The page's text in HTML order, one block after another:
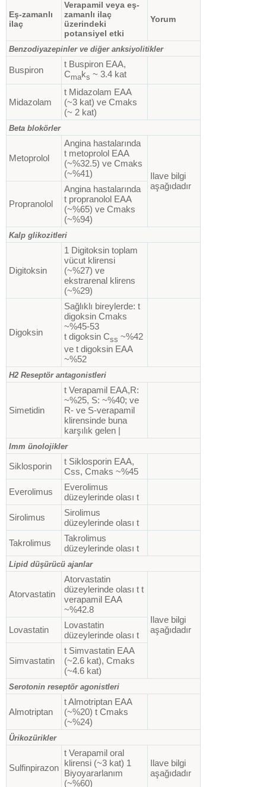
Eş-zamanlı
ilaç
Verapamil veya eş-
zamanlı ilaç
üzerindeki
potansiyel etki
Yorum
Benzodiyazepinler ve diğer anksiyolitikler
Buspiron
t Buspiron EAA,
Cmaks ~ 3.4 kat
Midazolam
t Midazolam EAA
(~3 kat) ve Cmaks
(~ 2 kat)
Beta blokörler
Metoprolol
Angina hastalarında
t metoprolol EAA
(~%32.5) ve Cmaks
(~%41)
Ilave bilgi
aşağıdadır
Propranolol
Angina hastalarında
t propranolol EAA
(~%65) ve Cmaks
(~%94)
Kalp glikozitleri
Digitoksin
1 Digitoksin toplam
vücut klirensi
(~%27) ve
ekstrarenal klirens
(~%29)
Digoksin
Sağlıklı bireylerde: t
digoksin Cmaks
~%45-53
t digoksin Css ~%42
ve t digoksin EAA
~%52
H2 Reseptör antagonistleri
Simetidin
t Verapamil EAA,R:
~%25, S: ~%40; ve
R- ve S-verapamil
klirensinde buna
karşılık gelen |
Imm ünolojikler
Siklosporin
t Siklosporin EAA,
Css, Cmaks ~%45
Everolimus
Everolimus
düzeylerinde olası t
Sirolimus
Sirolimus
düzeylerinde olası t
Takrolimus
Takrolimus
düzeylerinde olası t
Lipid düşürücü ajanlar
Atorvastatin
Atorvastatin
düzeylerinde olası t t
verapamil EAA
~%42.8
Ilave bilgi
aşağıdadır
Lovastatin
Lovastatin
düzeylerinde olası t
Simvastatin
t Simvastatin EAA
(~2.6 kat), Cmaks
(~4.6 kat)
Serotonin reseptör agonistleri
Almotriptan
t Almotriptan EAA
(~%20) t Cmaks
(~%24)
Ürikozürikler
Sulfinpirazon
t Verapamil oral
klirensi (~3 kat) 1
Biyoyararlanım
(~%60)
Ilave bilgi
aşağıdadır